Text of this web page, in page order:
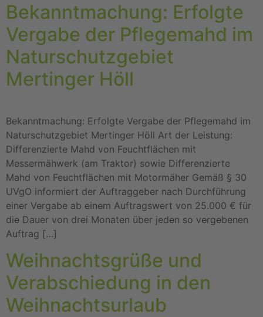
Bekanntmachung: Erfolgte
Vergabe der Pflegemahd im
Naturschutzgebiet
Mertinger Höll
Bekanntmachung: Erfolgte Vergabe der Pflegemahd im
Naturschutzgebiet Mertinger Höll Art der Leistung:
Differenzierte Mahd von Feuchtflächen mit
Messermähwerk (am Traktor) sowie Differenzierte
Mahd von Feuchtflächen mit Motormäher Gemäß § 30
UVgO informiert der Auftraggeber nach Durchführung
einer Vergabe ab einem Auftragswert von 25.000 € für
die Dauer von drei Monaten über jeden so vergebenen
Auftrag […]
Weihnachtsgrüße und
Verabschiedung in den
Weihnachtsurlaub